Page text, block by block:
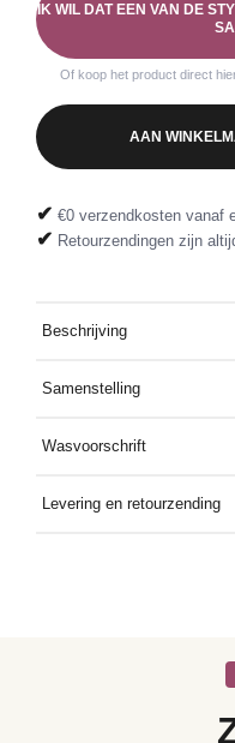
IK WIL DAT EEN VAN DE
Of koop het product direct
AAN
✔ €0 verzendkosten vanaf
✔ Retourzendingen zijn
Beschrijving
comfortabele, rechte
Samenstelling
Wasvoorschrift
droogmachine drogen;
Levering en retourzending